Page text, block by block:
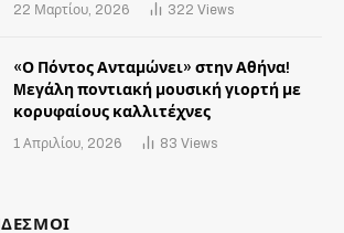
22 Μαρτίου, 2026 322 Views
«Ο Πόντος Ανταμώνει» στην Αθήνα!
Mεγάλη ποντιακή μουσική γιορτή με
κορυφαίους καλλιτέχνες
1 Απριλίου, 2026 83 Views